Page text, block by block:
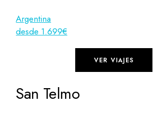
Argentina
desde 1.699€
VER VIAJES
San Telmo